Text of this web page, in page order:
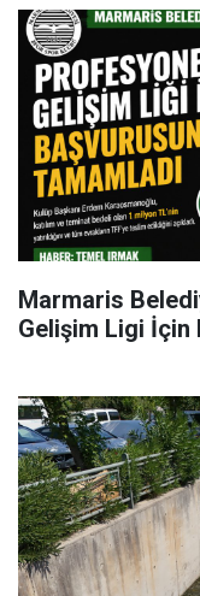
Marmaris
Gelişim Ligi İçin